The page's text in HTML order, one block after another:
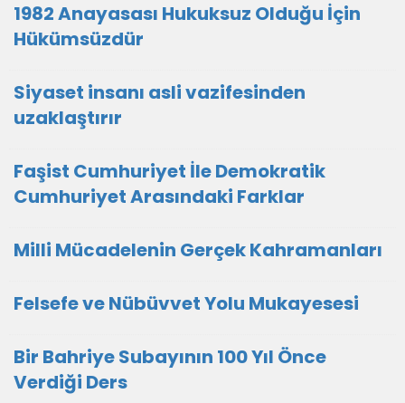
1982 Anayasası Hukuksuz Olduğu İçin
Hükümsüzdür
Siyaset insanı asli vazifesinden
uzaklaştırır
Faşist Cumhuriyet İle Demokratik
Cumhuriyet Arasındaki Farklar
Milli Mücadelenin Gerçek Kahramanları
Felsefe ve Nübüvvet Yolu Mukayesesi
Bir Bahriye Subayının 100 Yıl Önce
Verdiği Ders